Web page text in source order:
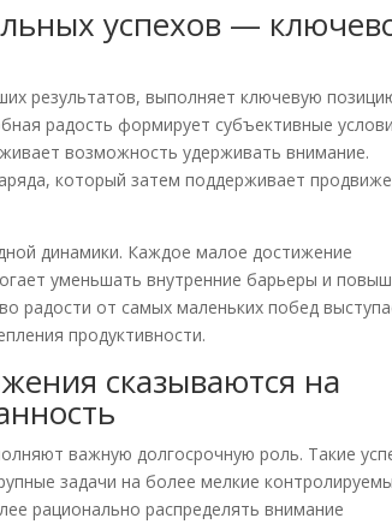
успехов —
результатов, выполняет ключевую
радость формирует субъективные
возможность удерживать внимание.
который затем поддерживает
динамики. Каждое малое достижение
уменьшать внутренние барьеры и
радости от самых маленьких побед
продуктивности.
сказываются на
важную долгосрочную роль. Такие
задачи на более мелкие
рационально распределять внимание